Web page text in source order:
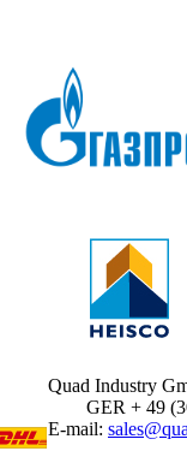
Quad Industry
GER + 49
E-mail: